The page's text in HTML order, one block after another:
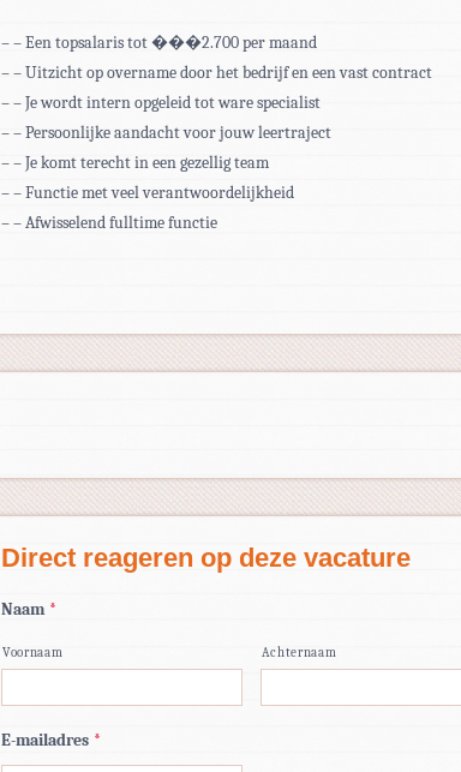
– – Een topsalaris tot ���2.700 per maand
– – Uitzicht op overname door het bedrijf en een vast contract
– – Je wordt intern opgeleid tot ware specialist
– – Persoonlijke aandacht voor jouw leertraject
– – Je komt terecht in een gezellig team
– – Functie met veel verantwoordelijkheid
– – Afwisselend fulltime functie
Direct reageren op deze vacature
Naam *
Voornaam Achternaam
E-mailadres *